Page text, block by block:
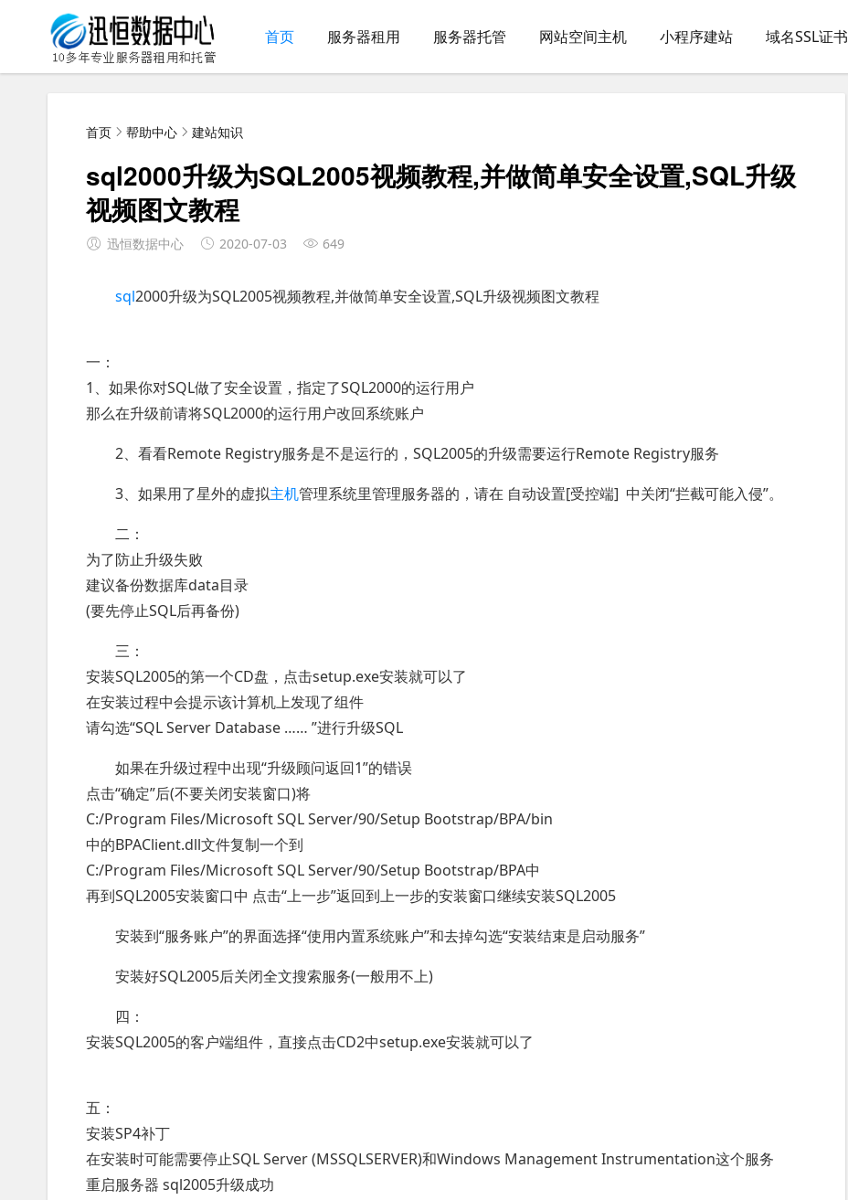
首页 服务器租用 服务器托管 网站空间主机 小程序建站 域名SSL证书
首页 帮助中心 建站知识
sql2000升级为SQL2005视频教程,并做简单安全设置,SQL升级
视频图文教程
迅恒数据中心 2020-07-03 649
sql2000升级为SQL2005视频教程,并做简单安全设置,SQL升级视频图文教程
一：
1、如果你对SQL做了安全设置，指定了SQL2000的运行用户
那么在升级前请将SQL2000的运行用户改回系统账户
2、看看Remote Registry服务是不是运行的，SQL2005的升级需要运行Remote Registry服务
3、如果用了星外的虚拟主机管理系统里管理服务器的，请在 自动设置[受控端] 中关闭“拦截可能入侵”。
二：
为了防止升级失败
建议备份数据库data目录
(要先停止SQL后再备份)
三：
安装SQL2005的第一个CD盘，点击setup.exe安装就可以了
在安装过程中会提示该计算机上发现了组件
请勾选“SQL Server Database …… ”进行升级SQL
如果在升级过程中出现“升级顾问返回1”的错误
点击“确定”后(不要关闭安装窗口)将
C:/Program Files/Microsoft SQL Server/90/Setup Bootstrap/BPA/bin
中的BPAClient.dll文件复制一个到
C:/Program Files/Microsoft SQL Server/90/Setup Bootstrap/BPA中
再到SQL2005安装窗口中 点击“上一步”返回到上一步的安装窗口继续安装SQL2005
安装到“服务账户”的界面选择“使用内置系统账户”和去掉勾选“安装结束是启动服务”
安装好SQL2005后关闭全文搜索服务(一般用不上)
四：
安装SQL2005的客户端组件，直接点击CD2中setup.exe安装就可以了
五：
安装SP4补丁
在安装时可能需要停止SQL Server (MSSQLSERVER)和Windows Management Instrumentation这个服务
重启服务器 sql2005升级成功